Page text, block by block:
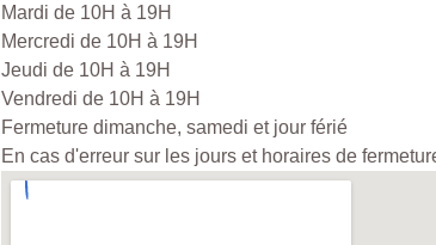
Mardi de 10H à 19H
Mercredi de 10H à 19H
Jeudi de 10H à 19H
Vendredi de 10H à 19H
Fermeture dimanche, samedi et jour férié
En cas d'erreur sur les jours et horaires de